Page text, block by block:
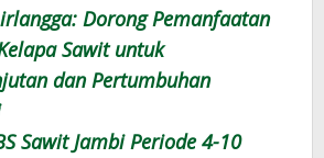
Dorong Pemanfaatan
Sawit untuk
dan Pertumbuhan
Sawit Jambi Periode 4-10